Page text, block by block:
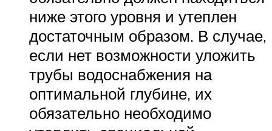
ниже этого уровня и утеплен
достаточным образом. В случае,
если нет возможности уложить
трубы водоснабжения на
оптимальной глубине, их
обязательно необходимо